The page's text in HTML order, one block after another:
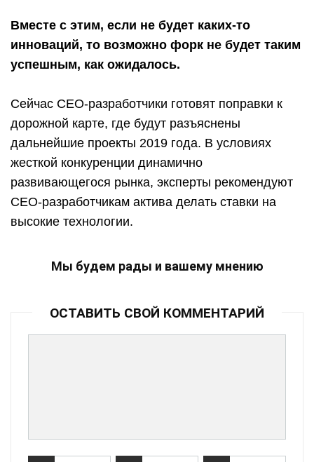
Вместе с этим, если не будет каких-то
инноваций, то возможно форк не будет таким
успешным, как ожидалось.
Сейчас СЕО-разработчики готовят поправки к
дорожной карте, где будут разъяснены
дальнейшие проекты 2019 года. В условиях
жесткой конкуренции динамично
развивающегося рынка, эксперты рекомендуют
СЕО-разработчикам актива делать ставки на
высокие технологии.
Мы будем рады и вашему мнению
ОСТАВИТЬ СВОЙ КОММЕНТАРИЙ